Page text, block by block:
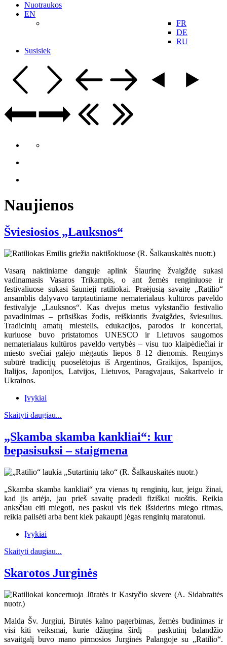
Nuotraukos
EN
FR
DE
RU
Susisiek
Naujienos
Šviesiosios „Lauksnos“
Vasarą naktiniame danguje aplink Šiaurinę žvaigždę sukasi
vadinamasis Vasaros Trikampis, o ant žemės renginiuose ir
festivaliuose sukasi šaunieji ratiliokai. Praėjusią savaitę „Ratilio“
ansamblis dalyvavo tarptautiniame nematerialaus kultūros paveldo
festivalyje „Lauksnos“. Kas dvejus metus vykstančio festivalio
pavadinimas – prūsiškas žodis, reiškiantis žvaigždes, šviesulius.
Tradicinių amatų miestelis, edukacijos, parodos ir koncertai,
kuriuose buvo pristatomos UNESCO ir Lietuvos saugomos
nematerialaus kultūros paveldo vertybės – visu tuo klaipėdiečiai ir
miesto svečiai galėjo mėgautis liepos 8–12 dienomis. Renginys
subūrė tradicijų puoselėtojus iš Argentinos, Graikijos, Ispanijos,
Italijos, Japonijos, Latvijos, Lietuvos, Paragvajaus, Sakartvelo ir
Ukrainos.
Įvykiai
Skaityti daugiau...
„Skamba skamba kankliai“: kur
bepasisuksi – staigmena
„Skamba skamba kankliai“ yra vienas tų renginių, kur, jeigu žinai,
kad jis artėja, jau prieš savaitę pradedi fiziškai ruoštis. Reikia
anksčiau eiti miegoti, nes paskui vis tiek išsiderins miego ritmas,
reikia pailsėti arba bent kiek pakaupti jėgas renginių maratonui.
Įvykiai
Skaityti daugiau...
Skarotos Jurginės
Malda Šv. Jurgiui, Birutės kalno pagerbimas, žemės budinimas ir
visi kiti veiksmai, kurie džiugina širdį – paskutinį balandžio
savaitgalį buvo mano pirmosios Jurginės Palangoje su „Ratilio“.